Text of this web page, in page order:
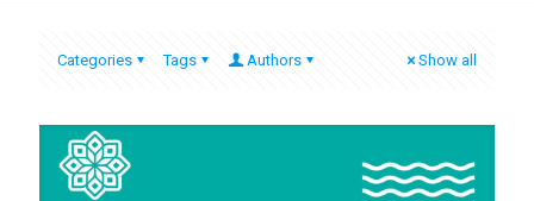
Categories Tags Authors Show all